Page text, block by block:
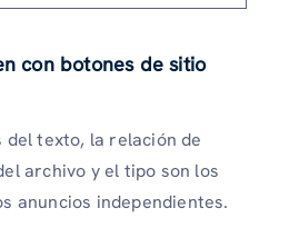
con botones de sitio
del texto, la relación de
archivo y el tipo son los
anuncios independientes.